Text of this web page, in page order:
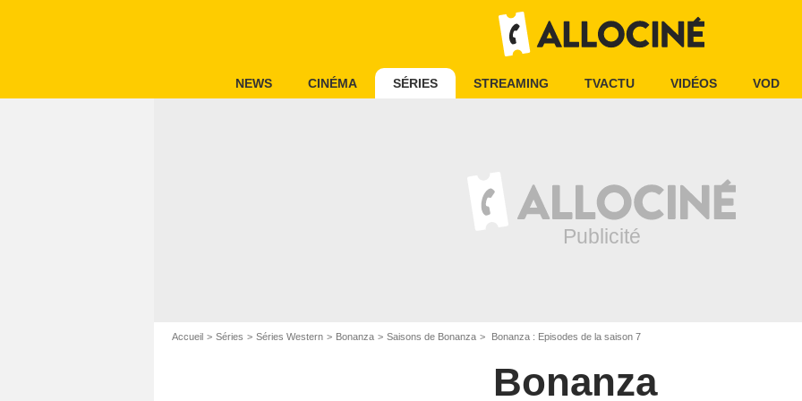
NEWS CINÉMA SÉRIES STREAMING TVACTU VIDÉOS VOD
Accueil Séries Séries Western Bonanza Saisons de Bonanza Bonanza : Episodes de la saison 7
Bonanza